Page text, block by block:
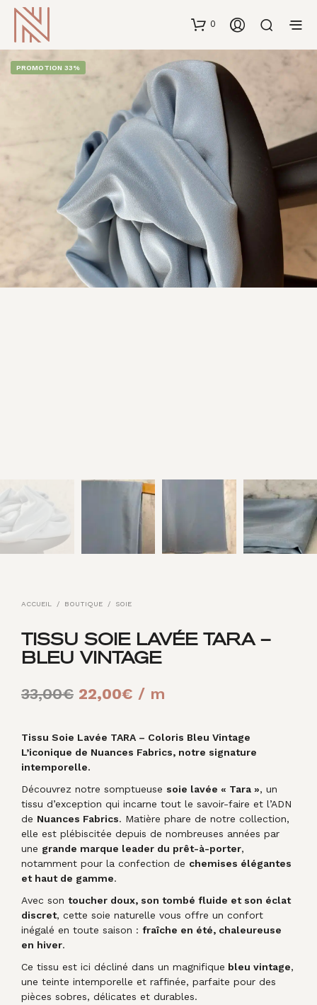
0
PROMOTION 33%
ACCUEIL / BOUTIQUE / SOIE
TISSU SOIE LAVÉE TARA –
BLEU VINTAGE
33,00€ Le
initial
était :
33,00€.
22,00€ Le
actuel
22,00€.
/ m
Tissu Soie Lavée TARA – Coloris Bleu Vintage
L’iconique de Nuances Fabrics, notre signature
intemporelle.
Découvrez notre somptueuse soie lavée « Tara », un
tissu d’exception qui incarne tout le savoir-faire et l’ADN
de Nuances Fabrics. Matière phare de notre collection,
elle est plébiscitée depuis de nombreuses années par
une grande marque leader du prêt-à-porter,
notamment pour la confection de chemises élégantes
et haut de gamme.
Avec son toucher doux, son tombé fluide et son éclat
discret, cette soie naturelle vous offre un confort
inégalé en toute saison : fraîche en été, chaleureuse
en hiver.
Ce tissu est ici décliné dans un magnifique bleu vintage,
une teinte intemporelle et raffinée, parfaite pour des
pièces sobres, délicates et durables.